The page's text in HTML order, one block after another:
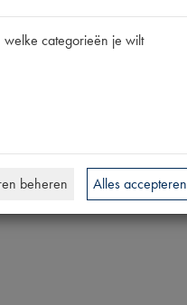
categorieën je wilt
beheren Alles accepteren